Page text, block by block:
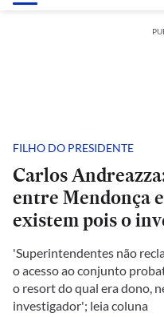
FILHO DO PRESIDENTE
Carlos
entre Mendonça
existem pois o
'Superintendentes não
o acesso ao conjunto
o resort do qual era dono,
investigador'; leia coluna